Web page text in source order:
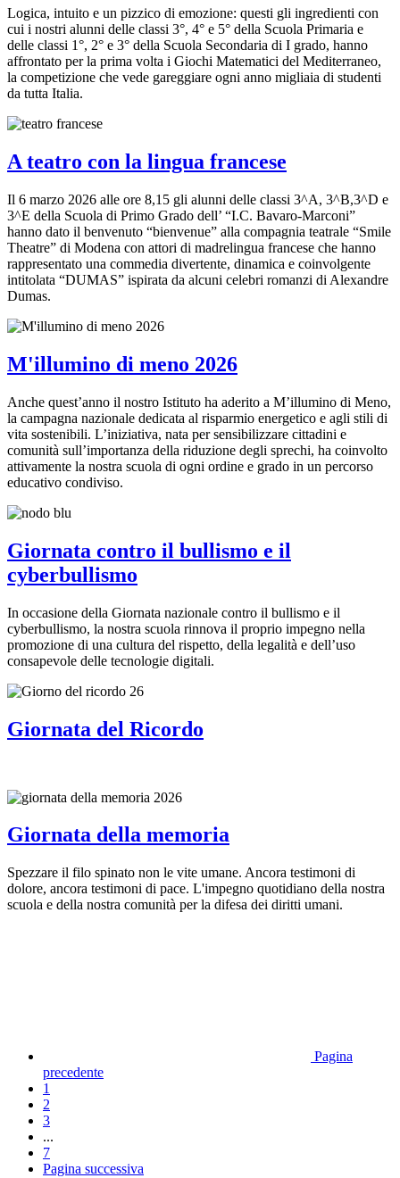
Logica, intuito e un pizzico di emozione: questi gli ingredienti con
cui i nostri alunni delle classi 3°, 4° e 5° della Scuola Primaria e
delle classi 1°, 2° e 3° della Scuola Secondaria di I grado, hanno
affrontato per la prima volta i Giochi Matematici del Mediterraneo,
la competizione che vede gareggiare ogni anno migliaia di studenti
da tutta Italia.
A teatro con la lingua francese
Il 6 marzo 2026 alle ore 8,15 gli alunni delle classi 3^A, 3^B,3^D e
3^E della Scuola di Primo Grado dell’ “I.C. Bavaro-Marconi”
hanno dato il benvenuto “bienvenue” alla compagnia teatrale “Smile
Theatre” di Modena con attori di madrelingua francese che hanno
rappresentato una commedia divertente, dinamica e coinvolgente
intitolata “DUMAS” ispirata da alcuni celebri romanzi di Alexandre
Dumas.
M'illumino di meno 2026
Anche quest’anno il nostro Istituto ha aderito a M’illumino di Meno,
la campagna nazionale dedicata al risparmio energetico e agli stili di
vita sostenibili. L’iniziativa, nata per sensibilizzare cittadini e
comunità sull’importanza della riduzione degli sprechi, ha coinvolto
attivamente la nostra scuola di ogni ordine e grado in un percorso
educativo condiviso.
Giornata contro il bullismo e il
cyberbullismo
In occasione della Giornata nazionale contro il bullismo e il
cyberbullismo, la nostra scuola rinnova il proprio impegno nella
promozione di una cultura del rispetto, della legalità e dell’uso
consapevole delle tecnologie digitali.
Giornata del Ricordo
Giornata della memoria
Spezzare il filo spinato non le vite umane. Ancora testimoni di
dolore, ancora testimoni di pace. L'impegno quotidiano della nostra
scuola e della nostra comunità per la difesa dei diritti umani.
Pagina
precedente
1
2
3
...
7
Pagina successiva